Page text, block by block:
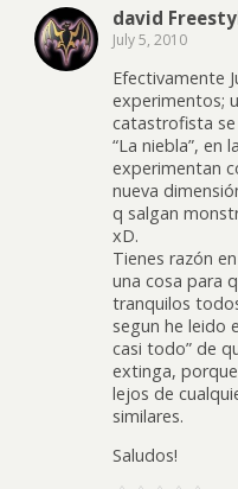
david
July 5, 2010
Efectivamente
experimentos;
catastrofista se
“La niebla”, en
experimentan
nueva
q salgan
xD.
Tienes razón
una cosa para
tranquilos
segun he leido
casi todo” de
extinga,
lejos de
similares.
Saludos!